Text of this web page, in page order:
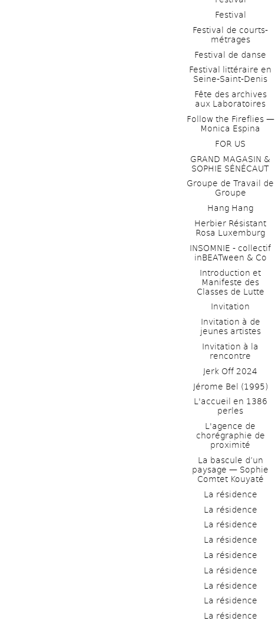
Festival
Festival de courts-
métrages
Festival de danse
Festival littéraire en
Seine-Saint-Denis
Fête des archives
aux Laboratoires
Follow the Fireflies —
Monica Espina
FOR US
GRAND MAGASIN &
SOPHIE SÉNÉCAUT
Groupe de Travail de
Groupe
Hang Hang
Herbier Résistant
Rosa Luxemburg
INSOMNIE - collectif
inBEATween & Co
Introduction et
Manifeste des
Classes de Lutte
Invitation
Invitation à de
jeunes artistes
Invitation à la
rencontre
Jerk Off 2024
Jérome Bel (1995)
L'accueil en 1386
perles
L'agence de
chorégraphie de
proximité
La bascule d’un
paysage — Sophie
Comtet Kouyaté
La résidence
La résidence
La résidence
La résidence
La résidence
La résidence
La résidence
La résidence
La résidence